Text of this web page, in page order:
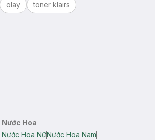
olay toner klairs
Nước Hoa
Nước Hoa NữNước Hoa Nam